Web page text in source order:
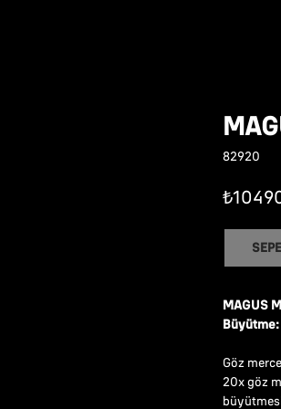
82920
₺
MAGUS
Büyütme:
Göz
20x göz